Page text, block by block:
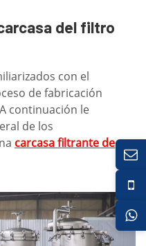
del filtro
con el
de fabricación
continuación le
de los
carcasafiltrante de